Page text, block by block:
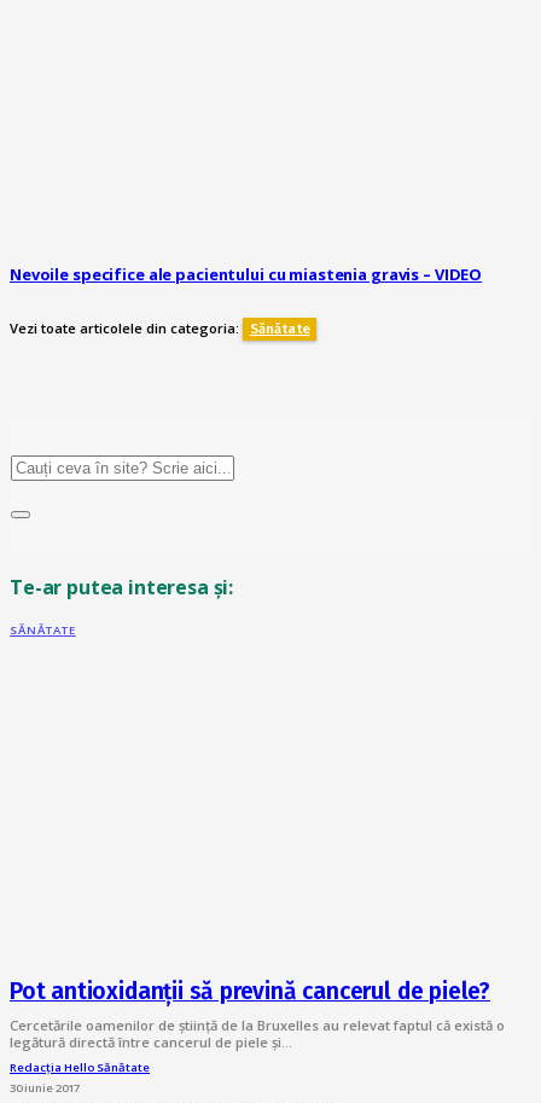
Nevoile specifice ale pacientului cu miastenia gravis – VIDEO
Vezi toate articolele din categoria: Sănătate
Te-ar putea interesa și:
SĂNĂTATE
Pot antioxidanţii să prevină cancerul de piele?
Cercetările oamenilor de ştiință de la Bruxelles au relevat faptul că există o
legătură directă între cancerul de piele şi…
Redacția Hello Sănătate
30 iunie 2017